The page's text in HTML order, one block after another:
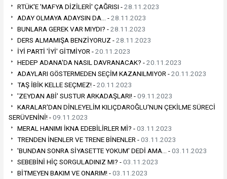
RTÜK'E 'MAFYA DİZİLERİ' ÇAĞRISI -28.11.2023
ADAY OLMAYA ADAYSIN DA… -28.11.2023
BUNLARA GEREK VAR MIYDI? -28.11.2023
DERS ALMAMIŞA BENZİYORUZ -28.11.2023
İYİ PARTİ 'İYİ' GİTMİYOR -20.11.2023
HEDEP ADANA'DA NASIL DAVRANACAK? -20.11.2023
ADAYLARI GÖSTERMEDEN SEÇİM KAZANILMIYOR -20.11.2023
TAŞ İBİK KELLE SEÇMEZ! -20.11.2023
'ZEYDAN ABİ' SUSTUR ARKADAŞLARI! -09.11.2023
KARALAR'DAN DİNLEYELİM KILIÇDAROĞLU'NUN ÇEKİLME SÜRECİ
SERÜVENİNİ! -09.11.2023
MERAL HANIMI İKNA EDEBİLİRLER Mİ? -03.11.2023
TRENDEN İNENLER VE TRENE BİNENLER -03.11.2023
'BUNDAN SONRA SİYASETTE YOKUM' DEDİ AMA… -03.11.2023
SEBEBİNİ HİÇ SORGULADINIZ MI? -03.11.2023
BİTMEYEN BAKIM VE ONARIM! -03.11.2023